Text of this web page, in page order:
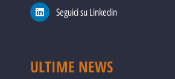
Seguici su Linkedin
ULTIME NEWS